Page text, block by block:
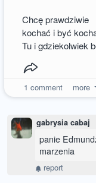
Chcę prawdziwie
kochać i być
Tu i gdziekolwiek
1 comment more
gabrysia cabaj
panie
marzenia
report